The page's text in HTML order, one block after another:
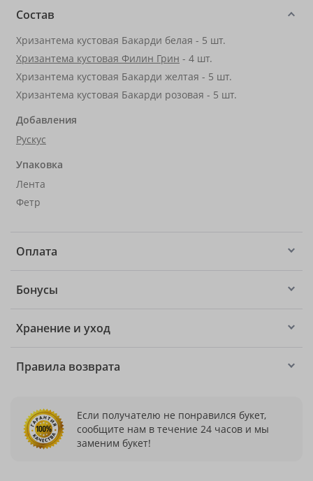
Состав
Хризантема кустовая Бакарди белая - 5 шт.
Хризантема кустовая Филин Грин - 4 шт.
Хризантема кустовая Бакарди желтая - 5 шт.
Хризантема кустовая Бакарди розовая - 5 шт.
Добавления
Рускус
Упаковка
Лента
Фетр
Оплата
Бонусы
Хранение и уход
Правила возврата
Если получателю не понравился букет,
сообщите нам в течение 24 часов и мы
заменим букет!